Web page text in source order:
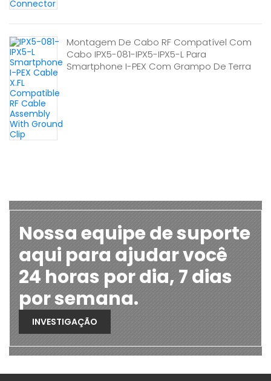
Montagem De Cabo RF Compatível Com
Cabo IPX5-081-IPX5-IPX5-L Para
Smartphone I-PEX Com Grampo De Terra
Nossa equipe de suporte
aqui para ajudar você
24 horas por dia, 7 dias
por semana.
INVESTIGAÇÃO